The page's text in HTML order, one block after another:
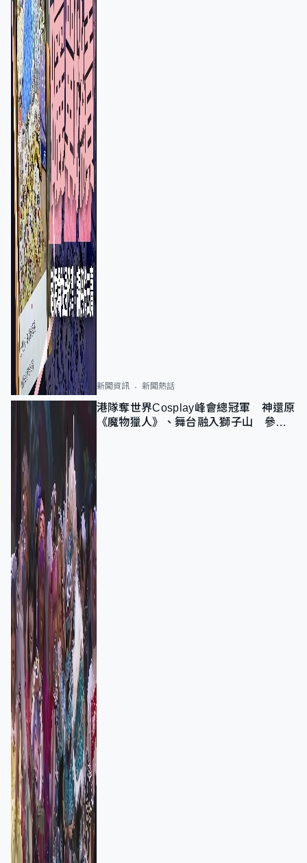
新聞資訊 新聞熱話
港隊奪世界Cosplay峰會總冠軍 神還原
《魔物獵人》、舞台融入獅子山 參賽